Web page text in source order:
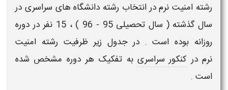
رشته امنیت نرمدر انتخاب رشته دانشگاه های سراسری در
سال گذشته ( سال تحصیلی95
-
96
) ، 15 نفر در دوره
روزانه بوده است . در جدول زیر ظرفیت رشته امنیت
نرمدر کنکور سراسری به تفکیک هر دوره مشخص شده
است .